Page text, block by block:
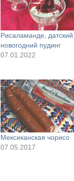
Рисаламанде, датский
новогодний пудинг
07.01.2022
Мексиканская чорисо
07.05.2017